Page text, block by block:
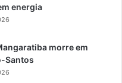
energia
morre em
Santos